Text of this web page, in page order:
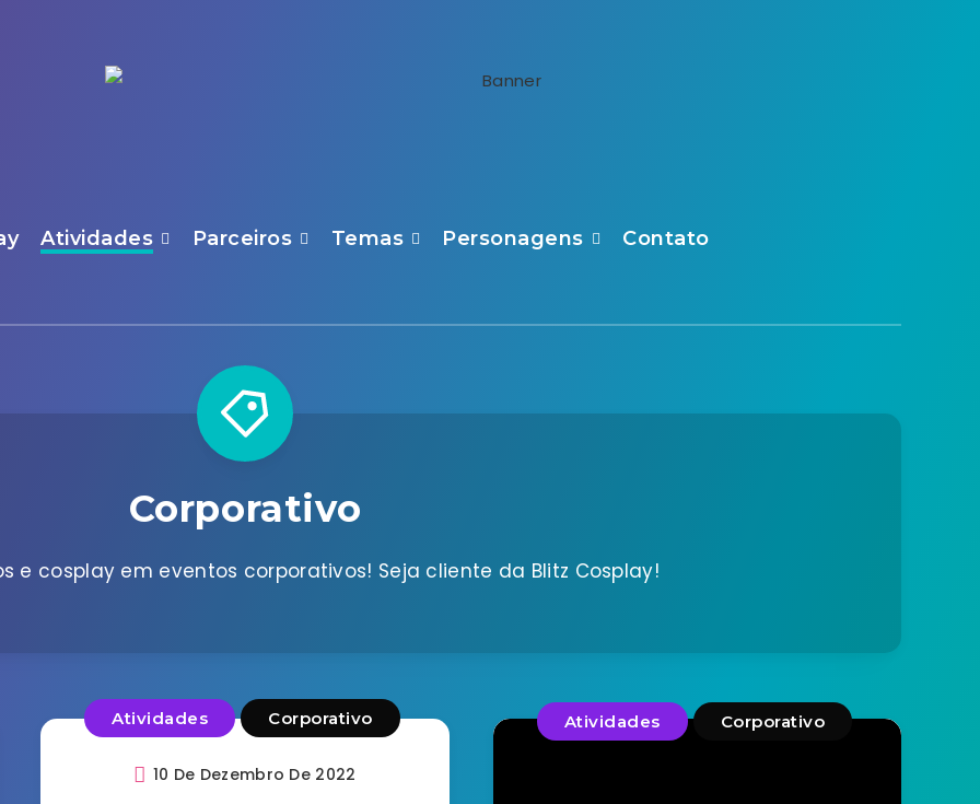
Atividades Parceiros Temas Personagens Contato
Corporativo
e cosplay em eventos corporativos! Seja cliente da Blitz Cosplay!
Atividades Corporativo
10 De Dezembro De 2022
Atividades Corporativo